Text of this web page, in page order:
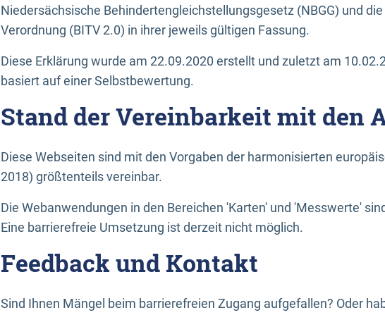
Niedersächsische Behindertengleichstellungsgesetz (NBGG) und
Verordnung (BITV 2.0) in ihrer jeweils gültigen Fassung.
Diese Erklärung wurde am 22.09.2020 erstellt und zuletzt am
basiert auf einer Selbstbewertung.
Stand der Vereinbarkeit mit den
Diese Webseiten sind mit den Vorgaben der harmonisierten
2018) größtenteils vereinbar.
Die Webanwendungen in den Bereichen 'Karten' und 'Messwerte'
Eine barrierefreie Umsetzung ist derzeit nicht möglich.
Feedback und Kontakt
Sind Ihnen Mängel beim barrierefreien Zugang aufgefallen? Oder